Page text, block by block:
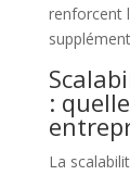
renforcent
:
La